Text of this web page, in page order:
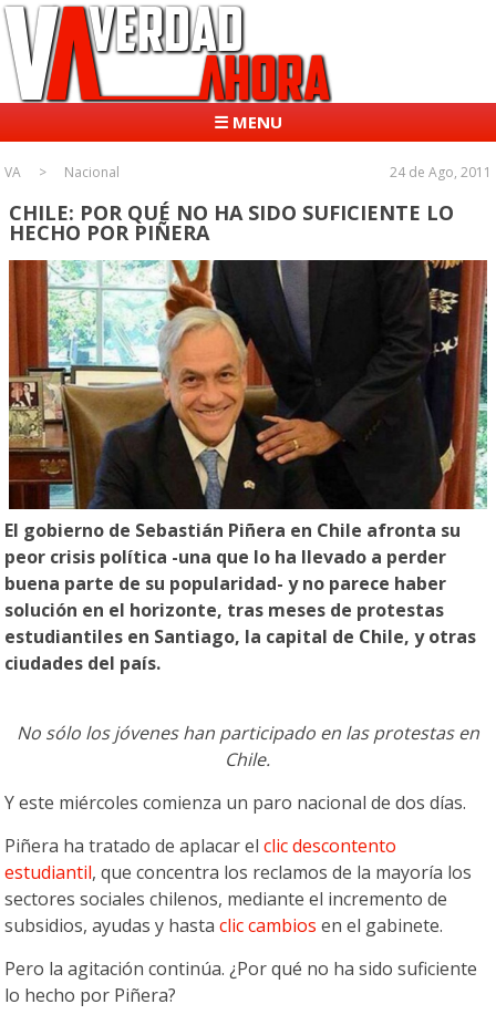
☰ MENU
VA Nacional 24 de Ago, 2011
CHILE: POR QUÉ NO HA SIDO SUFICIENTE LO
HECHO POR PIÑERA
El gobierno de Sebastián Piñera en Chile afronta su
peor crisis política -una que lo ha llevado a perder
buena parte de su popularidad- y no parece haber
solución en el horizonte, tras meses de protestas
estudiantiles en Santiago, la capital de Chile, y otras
ciudades del país.
No sólo los jóvenes han participado en las protestas en
Chile.
Y este miércoles comienza un paro nacional de dos días.
Piñera ha tratado de aplacar elclicdescontento
estudiantil, que concentra los reclamos de la mayoría los
sectores sociales chilenos, mediante el incremento de
subsidios, ayudas y hastacliccambios en el gabinete.
Pero la agitación continúa. ¿Por qué no ha sido suficiente
lo hecho por Piñera?